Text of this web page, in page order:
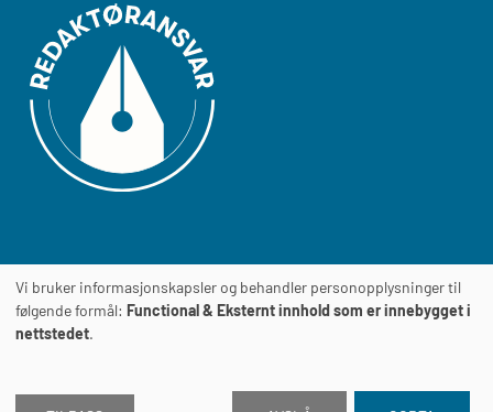
JournalensTILGJENGELIGHETSERKLÆRING
Vi bruker informasjonskapsler og behandler personopplysninger til
følgende formål: Functional & Eksternt innhold som er innebygget i
nettstedet.